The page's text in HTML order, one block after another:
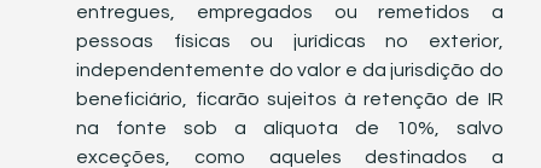
entregues, empregados ou remetidos a
pessoas físicas ou jurídicas no exterior,
independentemente do valor e da jurisdição do
beneficiário, ficarão sujeitos à retenção de IR
na fonte sob a alíquota de 10%, salvo
exceções, como aqueles destinados a